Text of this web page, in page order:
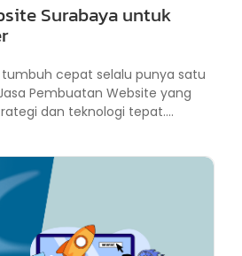
Surabaya untuk
cepat selalu punya satu
Pembuatan Website yang
dan teknologi tepat....